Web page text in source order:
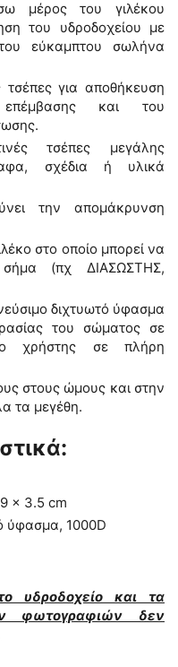
μέρος του γιλέκου
του υδροδοχείου με
εύκαμπτου σωλήνα
τσέπες για αποθήκευση
και του
τσέπες μεγάλης
σχέδια ή υλικά
την απομάκρυνση
στο οποίο μπορεί να
σήμα (πχ ΔΙΑΣΩΣΤΗΣ,
διχτυωτό ύφασμα
του σώματος σε
χρήστης σε πλήρη
στους ώμους και στην
τα μεγέθη.
× 3.5 cm
ύφασμα, 1000D
υδροδοχείο και τα
φωτογραφιών δεν